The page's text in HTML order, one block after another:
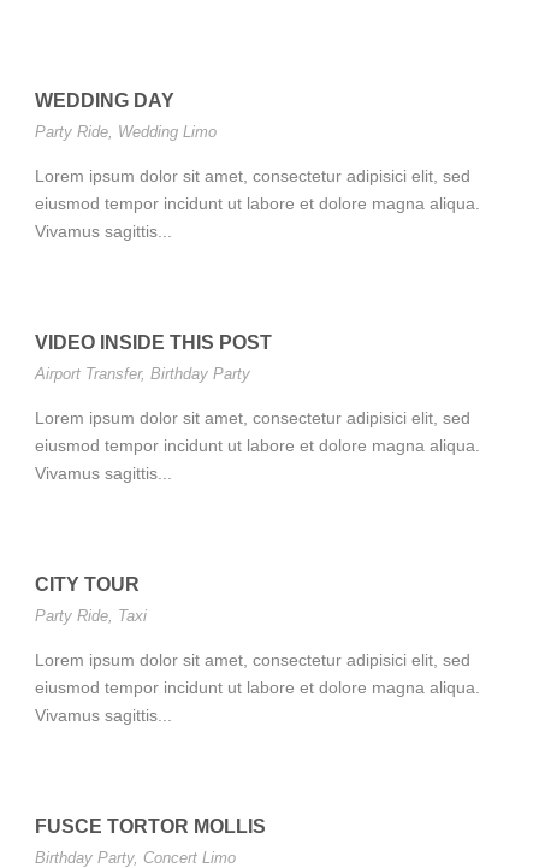
WEDDING DAY
Party Ride Wedding Limo
Lorem ipsum dolor sit amet, consectetur adipisici elit, sed
eiusmod tempor incidunt ut labore et dolore magna aliqua.
Vivamus sagittis...
VIDEO INSIDE THIS POST
Airport Transfer, Birthday Party
Lorem ipsum dolor sit amet, consectetur adipisici elit, sed
eiusmod tempor incidunt ut labore et dolore magna aliqua.
Vivamus sagittis...
CITY TOUR
Party Ride Taxi
Lorem ipsum dolor sit amet, consectetur adipisici elit, sed
eiusmod tempor incidunt ut labore et dolore magna aliqua.
Vivamus sagittis...
FUSCE TORTOR MOLLIS
Birthday Party, Concert Limo